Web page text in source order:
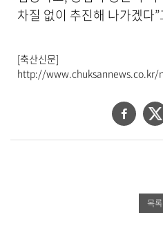
차질 없이 추진해 나가겠다
[축산신문]
http://www.chuksannews.co.kr/
페
트
목록